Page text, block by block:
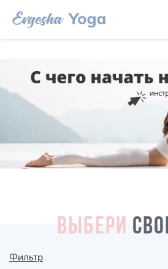
ВЫБЕРИ
Фильтр